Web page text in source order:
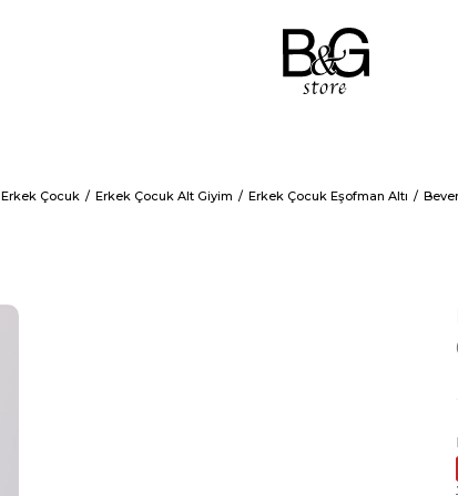
Erkek Çocuk Erkek Çocuk Alt Giyim Erkek Çocuk Eşofman Altı